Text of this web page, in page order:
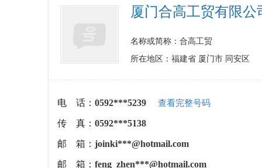
厦门合高工贸有限公
名称或简称：合高工贸
所在地区：福建省 厦门市 同安区
电 话： 0592***5239 查看完整号码
传 真： 0592***5138
邮 箱： joinki***@hotmail.com
邮 箱： feng_zhen***@hotmail.com